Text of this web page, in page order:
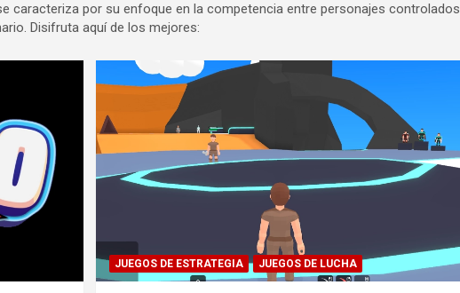
caracteriza por su enfoque en la competencia entre personajes controlados
Disifruta aquí de los mejores:
JUEGOS DE ESTRATEGIA JUEGOS DE LUCHA